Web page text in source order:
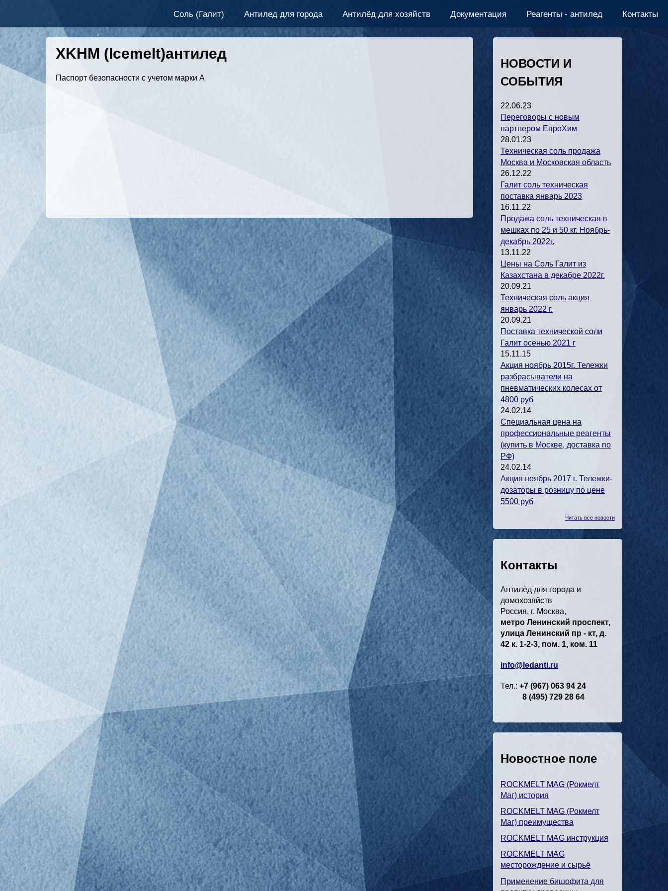
навигация
Соль (Галит) Антилед для города Антилёд для хозяйств Документация Реагенты - антилед Контакты
XKHM (Icemelt)антилед
Паспорт безопасности с учетом марки А
НОВОСТИ И
СОБЫТИЯ
22.06.23
Переговоры с новым
партнером ЕвроХим
28.01.23
Техническая соль продажа
Москва и Московская область
26.12.22
Галит соль техническая
поставка январь 2023
16.11.22
Продажа соль техническая в
мешках по 25 и 50 кг. Ноябрь-
декабрь 2022г.
13.11.22
Цены на Соль Галит из
Казахстана в декабре 2022г.
20.09.21
Техническая соль акция
январь 2022 г.
20.09.21
Поставка технической соли
Галит осенью 2021 г
15.11.15
Акция ноябрь 2015г. Тележки
разбрасыватели на
пневматических колесах от
4800 руб
24.02.14
Специальная цена на
профессиональные реагенты
(купить в Москве, доставка по
РФ)
24.02.14
Акция ноябрь 2017 г. Тележки-
дозаторы в розницу по цене
5500 руб
Читать все новости
Контакты
Антилёд для города и
домохозяйств
Россия, г. Москва,
метро Ленинский проспект,
улица Ленинский пр - кт, д.
42 к. 1-2-3, пом. 1, ком. 11
info@ledanti.ru
Тел.:+7 (967) 063 94 24
8 (495) 729 28 64
Новостное поле
ROCKMELT MAG (Рокмелт
Маг) история
ROCKMELT MAG (Рокмелт
Маг) преимущества
ROCKMELT MAG инструкция
ROCKMELT MAG
месторождение и сырьё
Применение бишофита для